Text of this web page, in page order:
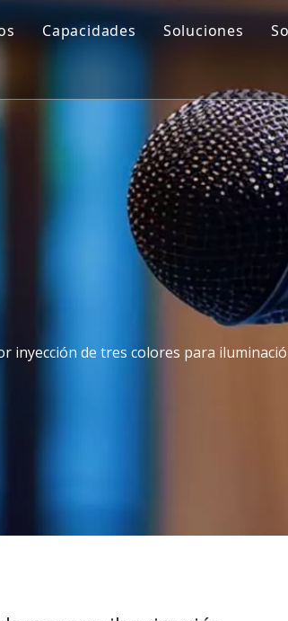
de piezas de motocicleta
para muebles de exterior
de preformas de PET
de soplado
Capacidades
Mecanizado CNC
Fabricación de moldes
Control de calidad
Moldeo por inyección
Soluciones
Insertar
Molde de
inyección de tres colores para